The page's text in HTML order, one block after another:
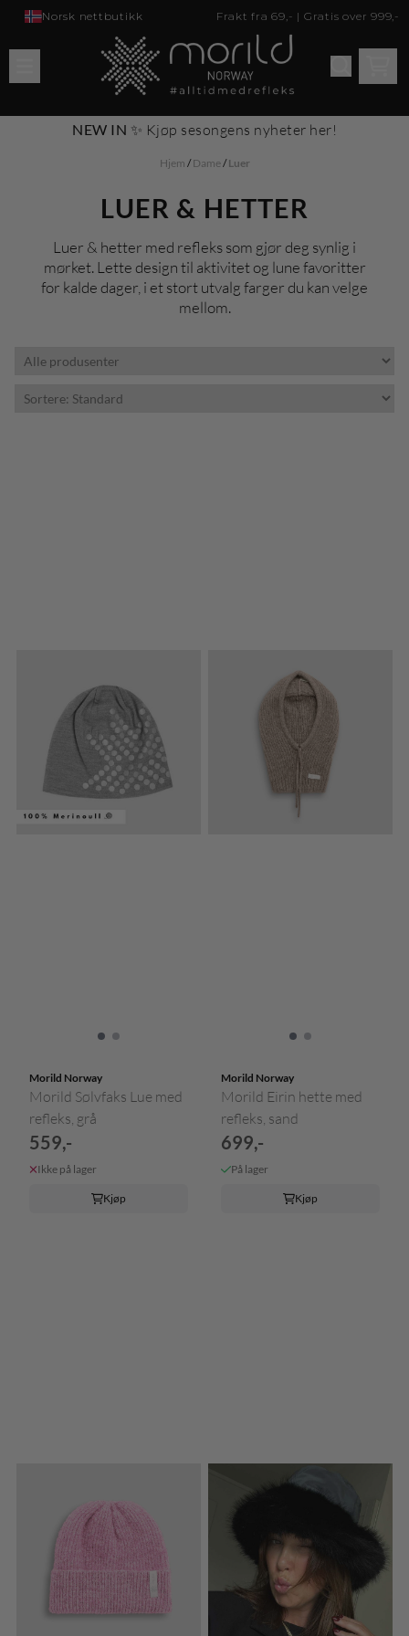
Hopp til innhold
Norsk nettbutikk Frakt fra 69,- | Gratis over 999,-
NEW IN ✨ Kjøp sesongens nyheter her!
Hjem /Dame/Luer
LUER & HETTER
Luer & hetter med refleks som gjør deg synlig i
mørket. Lette design til aktivitet og lune favoritter
for kalde dager, i et stort utvalg farger du kan velge
mellom.
Morild Norway
Morild Sølvfaks Lue med
refleks, grå
559,-
Ikke på lager
Kjøp
Morild Norway
Morild Eirin hette med
refleks, sand
699,-
På lager
Kjøp